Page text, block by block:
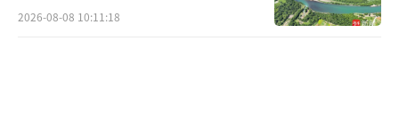
2026-08-08 10:11:18